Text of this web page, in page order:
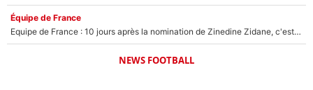
Équipe de France
Equipe de France : 10 jours après la nomination de Zinedine Zidane, c'est au tour de son fils de prendre un nouveau départ !
NEWS FOOTBALL